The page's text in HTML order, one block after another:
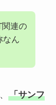
関連の
なん
「サンフ